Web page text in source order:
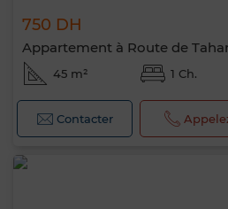
750 DH
Appartement à Route de
45 m² 1 Ch.
Contacter